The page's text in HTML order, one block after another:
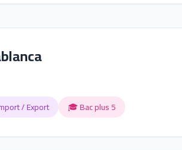
/ Export 🎓 Bac plus 5